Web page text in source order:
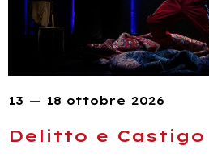
13 — 18 ottobre 2026
Delitto e Castigo